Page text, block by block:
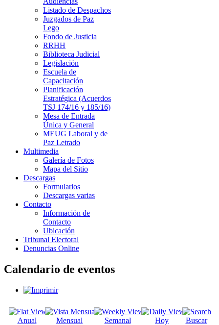
Listado de Despachos
Juzgados de Paz
Lego
Fondo de Justicia
RRHH
Biblioteca Judicial
Legislación
Escuela de
Capacitación
Planificación
Estratégica (Acuerdos
TSJ 174/16 y 185/16)
Mesa de Entrada
Única y General
MEUG Laboral y de
Paz Letrado
Multimedia
Galería de Fotos
Mapa del Sitio
Descargas
Formularios
Descargas varias
Contacto
Información de
Contacto
Ubicación
Tribunal Electoral
Denuncias Online
Calendario de eventos
Anual Mensual Semanal Hoy Buscar